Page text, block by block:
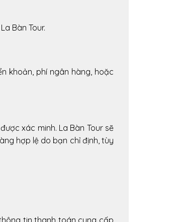
Bàn Tour.
khoản, phí ngân hàng, hoặc
xác minh. La Bàn Tour sẽ
hợp lệ do bạn chỉ định, tùy